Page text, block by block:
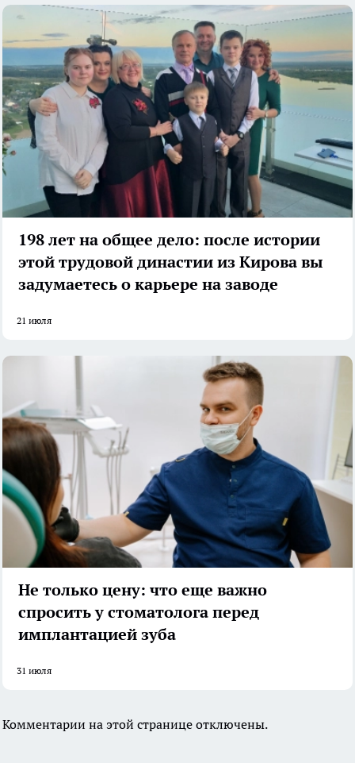
198 лет на общее дело: после истории
этой трудовой династии из Кирова вы
задумаетесь о карьере на заводе
21 июля
Не только цену: что еще важно
спросить у стоматолога перед
имплантацией зуба
31 июля
Комментарии на этой странице отключены.